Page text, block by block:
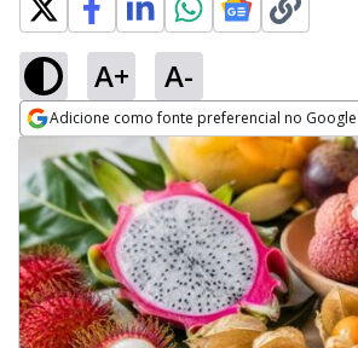
A+ A-
Adicione como fonte preferencial no Google
Opens in new window